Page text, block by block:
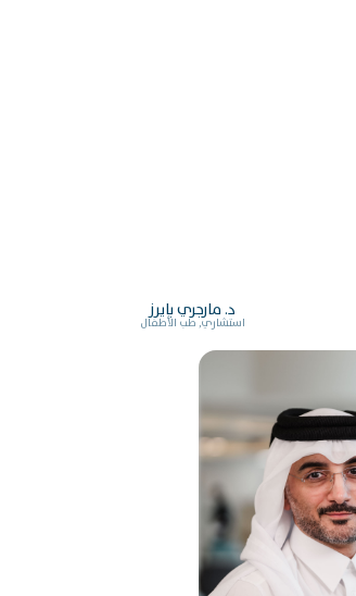
د. مارجري بايرز
استشاري, طب الأطفال